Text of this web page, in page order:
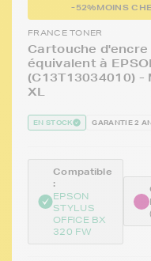
-52%MOINS
FRANCE TONER
Cartouche
équivalent à
(C13T13034010) -
XL
EN STOCK GARANTIE 2
Compatible
:
EPSON
STYLUS
OFFICE BX
320 FW